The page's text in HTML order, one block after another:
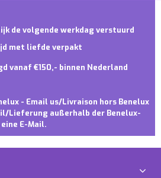
de volgende werkdag verstuurd
met liefde verpakt
vanaf €150,- binnen Nederland
- Email us/Livraison hors Benelux
Lieferung außerhalb der Benelux-
E-Mail.